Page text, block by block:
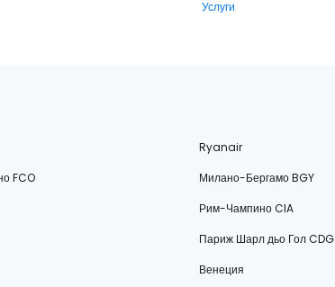
Услуги
Ryanair
FCO
Милано-Бергамо BGY
Рим-Чампино CIA
Париж Шарл дьо Гол CDG
Венеция